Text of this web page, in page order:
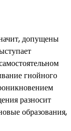
допущены
гнойного
разносит
образования,